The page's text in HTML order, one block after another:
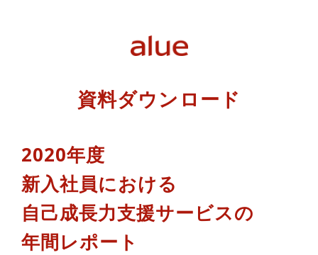
資料ダウンロード
2020年度
新入社員における
自己成長力支援サービスの
年間レポート